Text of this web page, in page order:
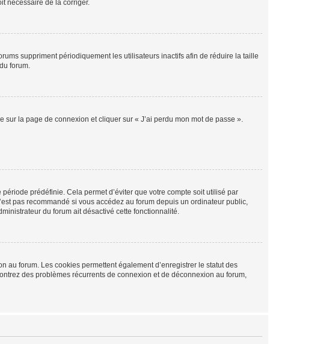
nécessaire de la corriger.
suppriment périodiquement les utilisateurs inactifs afin de réduire la taille
forum.
la page de connexion et cliquer sur « J’ai perdu mon mot de passe ».
prédéfinie. Cela permet d’éviter que votre compte soit utilisé par
pas recommandé si vous accédez au forum depuis un ordinateur public,
du forum ait désactivé cette fonctionnalité.
au forum. Les cookies permettent également d’enregistrer le statut des
des problèmes récurrents de connexion et de déconnexion au forum,